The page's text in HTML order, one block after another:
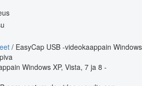
/ EasyCap USB -videokaappain Windows